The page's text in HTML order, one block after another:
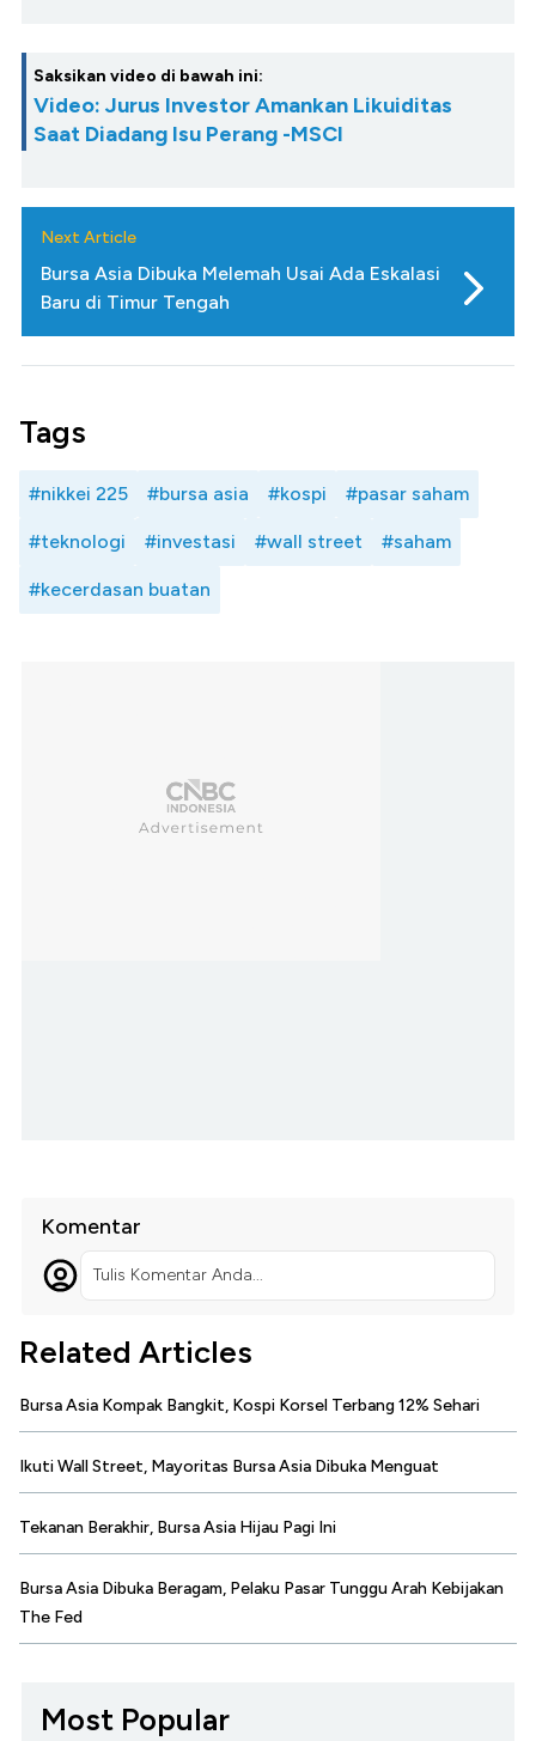
Saksikan video di bawah ini:
Video: Jurus Investor Amankan Likuiditas
Saat Diadang Isu Perang -MSCI
Next Article
Bursa Asia Dibuka Melemah Usai Ada Eskalasi
Baru di Timur Tengah
Tags
#nikkei 225 #bursa asia #kospi #pasar saham
#teknologi #investasi #wall street #saham
#kecerdasan buatan
Komentar
Tulis Komentar Anda...
Related Articles
Bursa Asia Kompak Bangkit, Kospi Korsel Terbang 12% Sehari
Ikuti Wall Street, Mayoritas Bursa Asia Dibuka Menguat
Tekanan Berakhir, Bursa Asia Hijau Pagi Ini
Bursa Asia Dibuka Beragam, Pelaku Pasar Tunggu Arah Kebijakan
The Fed
Most Popular